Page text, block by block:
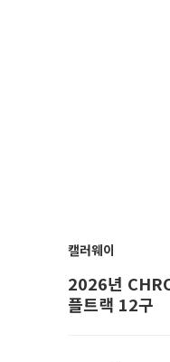
캘러웨이
2026년
플트랙 12구